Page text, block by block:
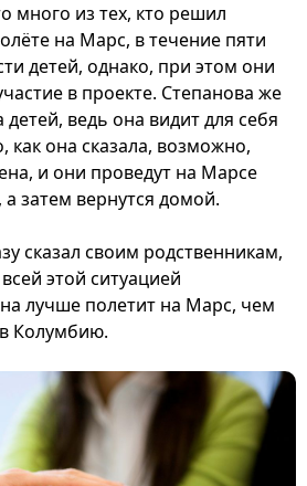
много из тех, кто решил
на Марс, в течение пяти
детей, однако, при этом они
в проекте. Степанова же
ведь она видит для себя
как она сказала, возможно,
и они проведут на Марсе
затем вернутся домой.
сказал своим родственникам,
этой ситуацией
лучше полетит на Марс, чем
Колумбию.